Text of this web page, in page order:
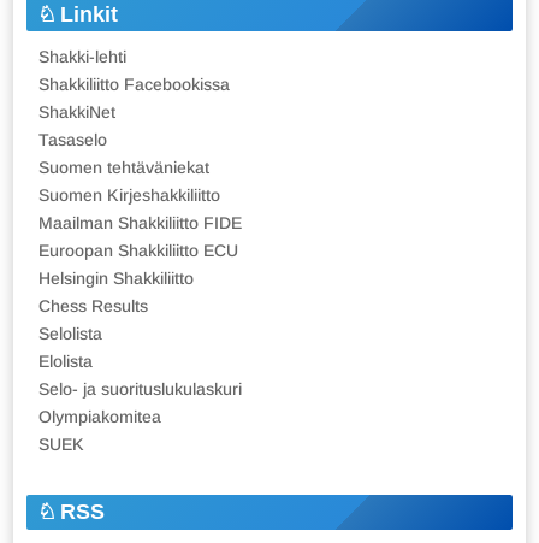
Linkit
Shakki-lehti
Shakkiliitto Facebookissa
ShakkiNet
Tasaselo
Suomen tehtäväniekat
Suomen Kirjeshakkiliitto
Maailman Shakkiliitto FIDE
Euroopan Shakkiliitto ECU
Helsingin Shakkiliitto
Chess Results
Selolista
Elolista
Selo- ja suorituslukulaskuri
Olympiakomitea
SUEK
RSS